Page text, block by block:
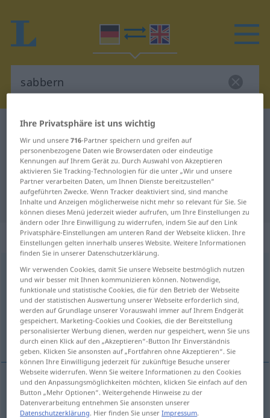
Deutsch-Englisch Wörterbuch
Deutsch-Englisch Übersetzung für
"sabbern"
"sabbern" Englisch Übersetzung
„sabbern“: intransitives Verb
sabbern [ˈzabərn]v/i <h> UMG
Übersicht aller Übersetzungen
(Für mehr Details die Übersetzung anklicken/antippen)
slobber, drivel, slaver, drool drivel
slobber sabbernSpeichel absondern
Ihre Privatsphäre ist uns wichtig
Wir und unsere716-Partner speichern und greifen auf
personenbezogene Daten wie Browserdaten oder eindeutige
Kennungen auf Ihrem Gerät zu. Durch Auswahl von Akzeptieren
aktivieren Sie Tracking-Technologien für die unter „Wir und unsere
Partner verarbeiten Daten, um Ihnen Dienste bereitzustellen“
aufgeführten Zwecke. Wenn Tracker deaktiviert sind, sind manche
Inhalte und Anzeigen möglicherweise nicht mehr so relevant für Sie. Sie
können dieses Menü jederzeit wieder aufrufen, um Ihre Einstellungen zu
ändern oder Ihre Einwilligung zu widerrufen, indem Sie auf den Link
Privatsphäre-Einstellungen am unteren Rand der Webseite klicken. Ihre
Einstellungen gelten innerhalb unseres Website. Weitere Informationen
finden Sie in unserer Datenschutzerklärung.
Wir verwenden Cookies, damit Sie unsere Webseite bestmöglich nutzen
und wir besser mit Ihnen kommunizieren können. Notwendige,
funktionale und statistische Cookies, die für den Betrieb der Webseite
und der statistischen Auswertung unserer Webseite erforderlich sind,
werden auf Grundlage unserer Vorauswahl immer auf Ihrem Endgerät
gespeichert. Marketing-Cookies und Cookies, die der Bereitstellung
personalisierter Werbung dienen, werden nur gespeichert, wenn Sie uns
durch einen Klick auf den „Akzeptieren“-Button Ihr Einverständnis
geben. Klicken Sie ansonsten auf „Fortfahren ohne Akzeptieren“. Sie
können Ihre Einwilligung jederzeit für zukünftige Besuche unserer
Webseite widerrufen. Wenn Sie weitere Informationen zu den Cookies
und den Anpassungsmöglichkeiten möchten, klicken Sie einfach auf den
Button „Mehr Optionen“. Weitergehende Hinweise zu der
Datenverarbeitung entnehmen Sie ansonsten unserer
Datenschutzerklärung. Hier finden Sie unserImpressum.